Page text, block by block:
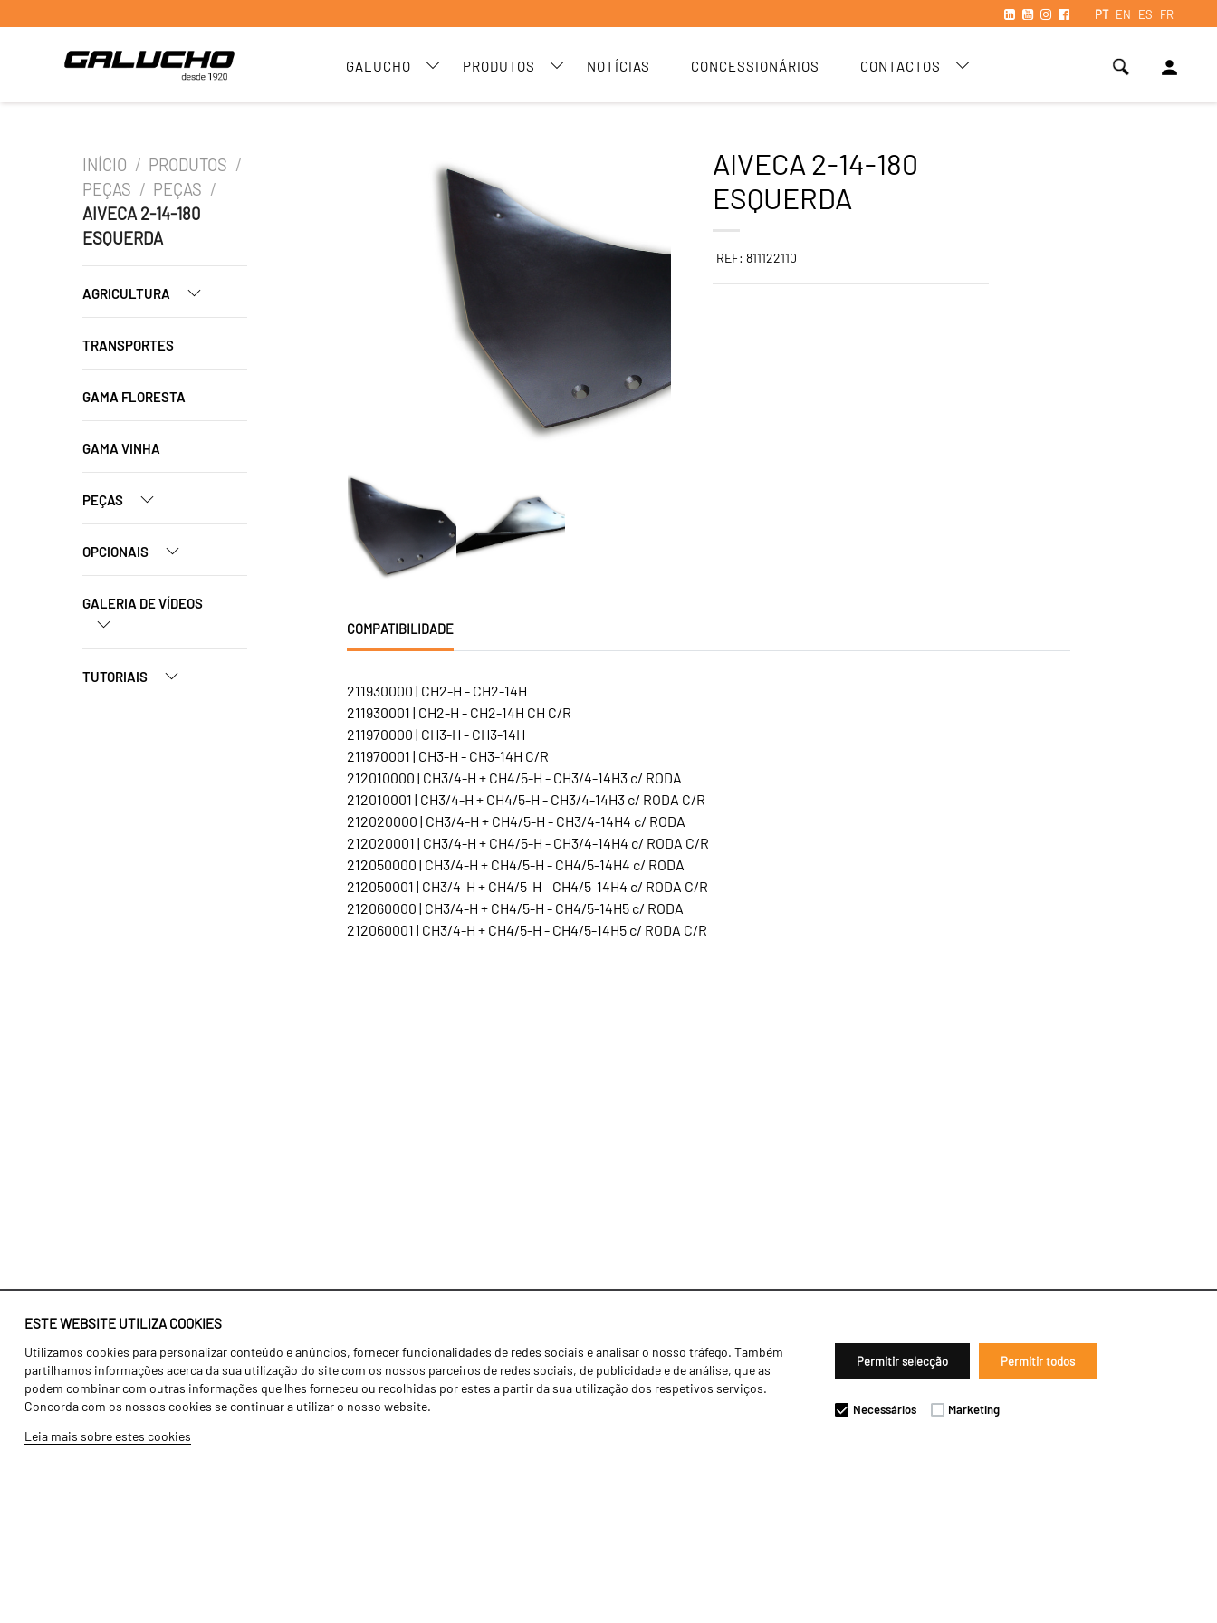
PT EN ES FR
GALUCHO PRODUTOS NOTÍCIAS CONCESSIONÁRIOS CONTACTOS person
ESTE WEBSITE UTILIZA COOKIES
Utilizamos cookies para personalizar conteúdo e anúncios, fornecer funcionalidades de redes sociais e analisar o nosso tráfego. Também
partilhamos informações acerca da sua utilização do site com os nossos parceiros de redes sociais, de publicidade e de análise, que as
podem combinar com outras informações que lhes forneceu ou recolhidas por estes a partir da sua utilização dos respetivos serviços.
Concorda com os nossos cookies se continuar a utilizar o nosso website.
Leia mais sobre estes cookies
Permitir selecção Permitir todos
Necessários Marketing
INÍCIO / PRODUTOS /
PEÇAS / PEÇAS /
AIVECA 2-14-180
ESQUERDA
AGRICULTURA
TRANSPORTES
GAMA FLORESTA
GAMA VINHA
PEÇAS
OPCIONAIS
GALERIA DE VÍDEOS
TUTORIAIS
AIVECA 2-14-180
ESQUERDA
REF: 811122110
COMPATIBILIDADE
211930000 | CH2-H - CH2-14H
211930001 | CH2-H - CH2-14H CH C/R
211970000 | CH3-H - CH3-14H
211970001 | CH3-H - CH3-14H C/R
212010000 | CH3/4-H + CH4/5-H - CH3/4-14H3 c/ RODA
212010001 | CH3/4-H + CH4/5-H - CH3/4-14H3 c/ RODA C/R
212020000 | CH3/4-H + CH4/5-H - CH3/4-14H4 c/ RODA
212020001 | CH3/4-H + CH4/5-H - CH3/4-14H4 c/ RODA C/R
212050000 | CH3/4-H + CH4/5-H - CH4/5-14H4 c/ RODA
212050001 | CH3/4-H + CH4/5-H - CH4/5-14H4 c/ RODA C/R
212060000 | CH3/4-H + CH4/5-H - CH4/5-14H5 c/ RODA
212060001 | CH3/4-H + CH4/5-H - CH4/5-14H5 c/ RODA C/R
Identidade
História
Fábrica / Produção
Recursos Humanos
Agricultura
Transportes
Gama Floresta
Notícias
Concessionários